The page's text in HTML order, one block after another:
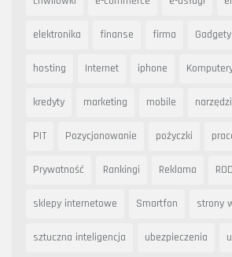
elektronika finanse firma Gadgety
hosting Internet iphone
kredyty marketing mobile
PIT Pozycjonowanie pożyczki
Prywatność Rankingi Reklama
sklepy internetowe Smartfon strony
sztuczna inteligencja ubezpieczenia